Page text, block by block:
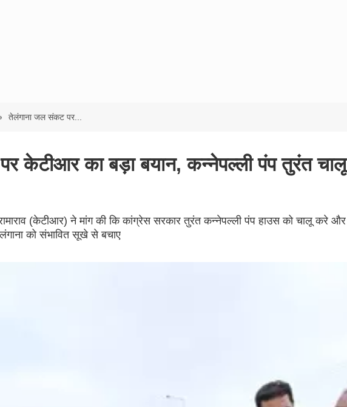
तेलंगाना जल संकट पर...
केटीआर का बड़ा बयान, कन्नेपल्ली पंप तुरंत चालू
(केटीआर) ने मांग की कि कांग्रेस सरकार तुरंत कन्नेपल्ली पंप हाउस को चालू करे और
को संभावित सूखे से बचाए